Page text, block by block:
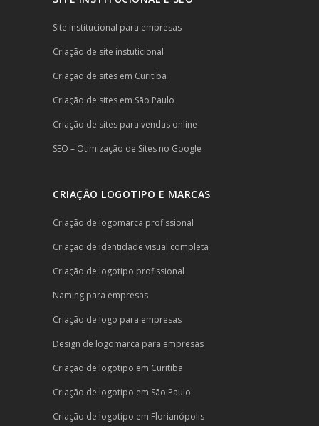
Site institucional para empresas
Criação de site instuticional
Criação de sites em Curitiba
Criação de sites em São Paulo
Criação de sites para vendas online
SEO – Otimização de Sites no Google
CRIAÇÃO LOGOTIPO E MARCAS
Criação de logomarca profissional
Criação de identidade visual completa
Criação de logotipo profissional
Naming para empresas
Criação de logo para empresas
Design de logomarca para empresas
Criação de logotipo em Curitiba
Criação de logotipo em São Paulo
Criação de logotipo em Florianópolis